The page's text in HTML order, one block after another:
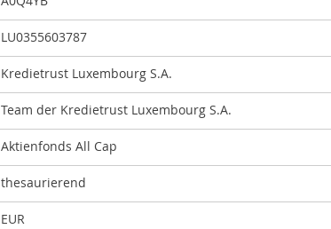
LU0355603787
Kredietrust Luxembourg S.A.
Team der Kredietrust Luxembourg S.A.
Aktienfonds All Cap
thesaurierend
EUR